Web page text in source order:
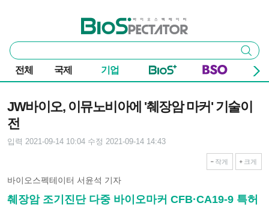
바이오스펙테이터
통
합
검
색
검색
전체 국제 기업
JW바이오, 이뮤노비아에 '췌장암 마커' 기술이
전
입력 2021-09-14 10:04 수정 2021-09-14 14:43
작게 크게
바이오스펙테이터 서윤석 기자
췌장암 조기진단 다중 바이오마커 CFB·CA19-9 특허